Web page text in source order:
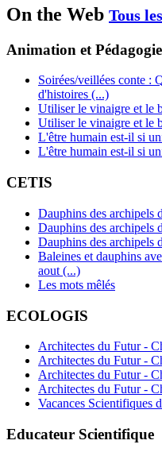
On the Web Tous
Animation et Pédagogie
Soirées/veillées conte :
d'histoires (...)
Utiliser le vinaigre et le
Utiliser le vinaigre et le
L'être humain est-il si
L'être humain est-il si
CETIS
Dauphins des archipels
Dauphins des archipels
Dauphins des archipels
Baleines et dauphins
aout (...)
Les mots mêlés
ECOLOGIS
Architectes du Futur -
Architectes du Futur -
Architectes du Futur -
Architectes du Futur -
Vacances Scientifiques
Educateur Scientifique